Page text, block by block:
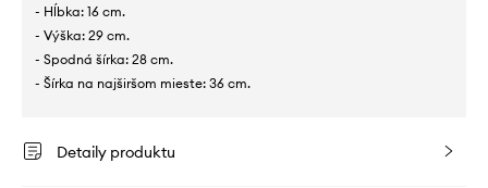
- Hĺbka: 16 cm.
- Výška: 29 cm.
- Spodná šírka: 28 cm.
- Šírka na najširšom mieste: 36 cm.
Detaily produktu